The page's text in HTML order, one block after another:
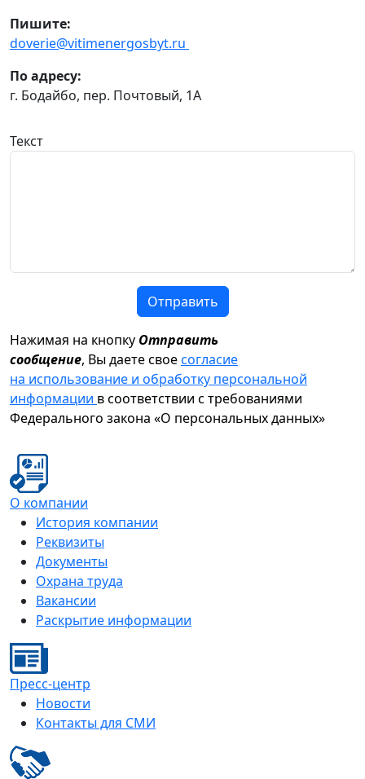
Пишите:
doverie@vitimenergosbyt.ru
По адресу:
г. Бодайбо, пер. Почтовый, 1А
Текст
Отправить
Нажимая на кнопку Отправить
сообщение, Вы даете своесогласие
на использование и обработку персональной
информации в соответствии с требованиями
Федерального закона «О персональных данных»
О компании
История компании
Реквизиты
Документы
Охрана труда
Вакансии
Раскрытие информации
Пресс-центр
Новости
Контакты для СМИ